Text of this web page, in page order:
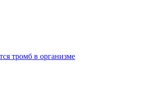
тромб в организме